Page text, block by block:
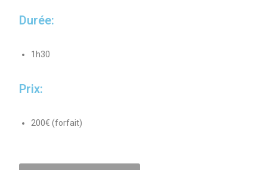
Durée:
1h30
Prix:
200€ (forfait)